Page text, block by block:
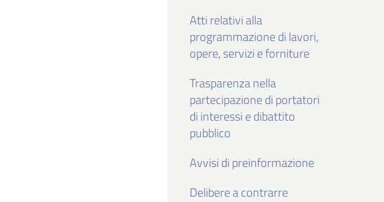
Atti relativi alla
programmazione di lavori,
opere, servizi e forniture
Trasparenza nella
partecipazione di portatori
di interessi e dibattito
pubblico
Avvisi di preinformazione
Delibere a contrarre